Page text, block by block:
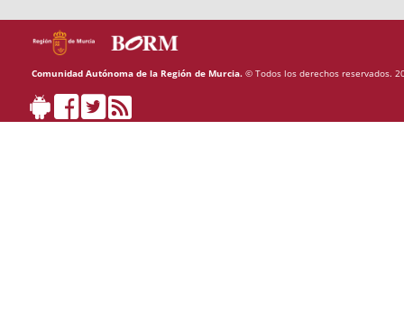
Comunidad Autónoma de la Región de Murcia. © Todos los derechos reservados.